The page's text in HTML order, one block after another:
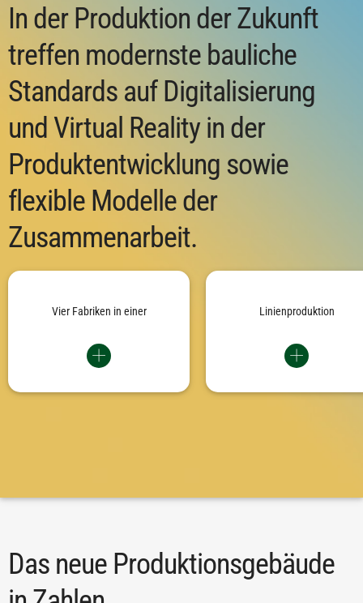
In der Produktion der Zukunft
treffen modernste bauliche
Standards auf Digitalisierung
und Virtual Reality in der
Produktentwicklung sowie
flexible Modelle der
Zusammenarbeit.
Vier Fabriken in einer
bündelt sich im Gebäude 30. Alle
optimierten Raumverhältnissen und
Linienproduktion
integrierte Abläufe und agile
Das neue Produktionsgebäude